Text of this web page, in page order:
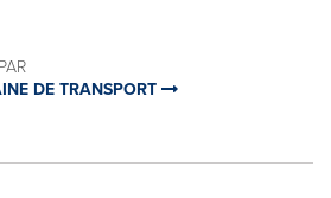
DE TRANSPORT